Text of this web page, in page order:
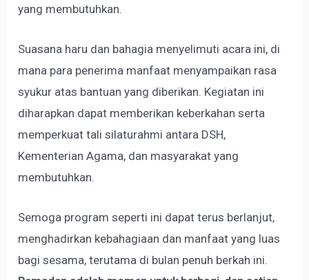
yang membutuhkan.
Suasana haru dan bahagia menyelimuti acara ini, di
mana para penerima manfaat menyampaikan rasa
syukur atas bantuan yang diberikan. Kegiatan ini
diharapkan dapat memberikan keberkahan serta
memperkuat tali silaturahmi antara DSH,
Kementerian Agama, dan masyarakat yang
membutuhkan.
Semoga program seperti ini dapat terus berlanjut,
menghadirkan kebahagiaan dan manfaat yang luas
bagi sesama, terutama di bulan penuh berkah ini.